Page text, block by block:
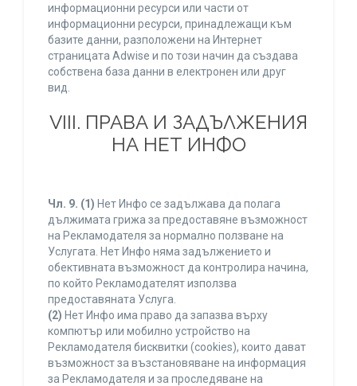
информационни ресурси или части от
информационни ресурси, принадлежащи към
базите данни, разположени на Интернет
страницата Adwise и по този начин да създава
собствена база данни в електронен или друг
вид.
VIII. ПРАВА И ЗАДЪЛЖЕНИЯ
НА НЕТ ИНФО
Чл. 9. (1) Нет Инфо се задължава да полага
дължимата грижа за предоставяне възможност
на Рекламодателя за нормално ползване на
Услугата. Нет Инфо няма задължението и
обективната възможност да контролира начина,
по който Рекламодателят използва
предоставяната Услуга.
(2) Нет Инфо има право да запазва върху
компютър или мобилно устройство на
Рекламодателя бисквитки (cookies), които дават
възможност за възстановяване на информация
за Рекламодателя и за проследяване на